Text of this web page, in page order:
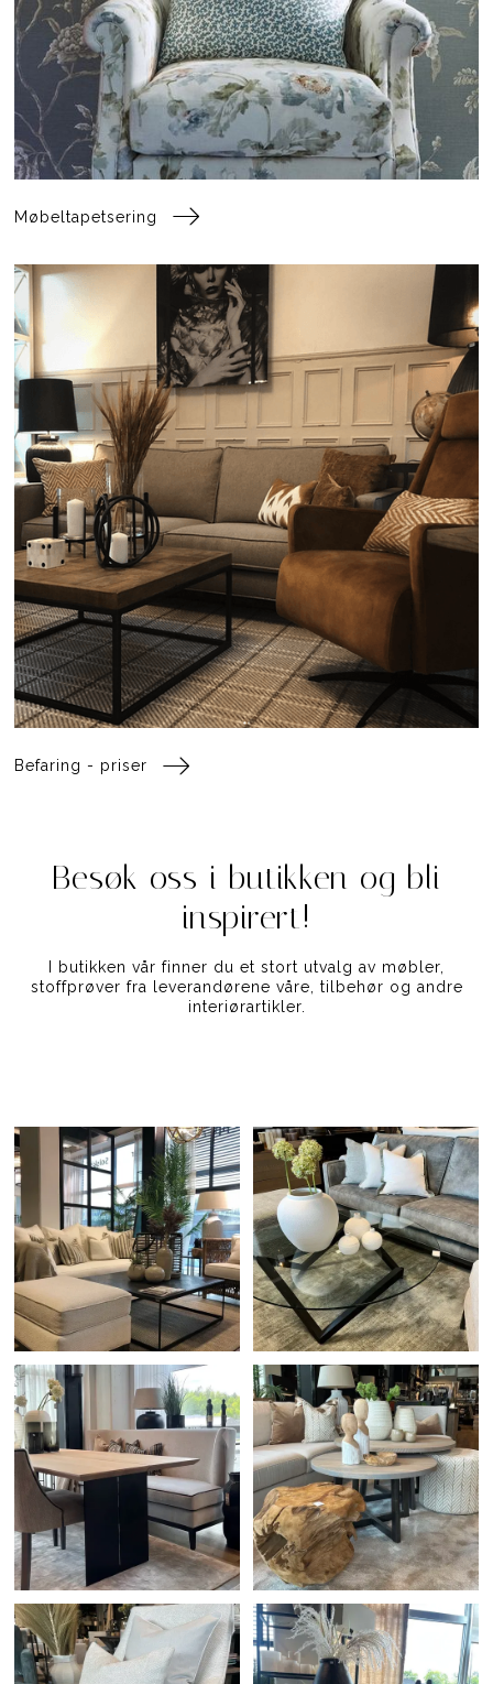
Møbeltapetsering
Befaring - priser
Besøk oss i butikken og bli
inspirert!
I butikken vår finner du et stort utvalg av møbler,
stoffprøver fra leverandørene våre, tilbehør og andre
interiørartikler.